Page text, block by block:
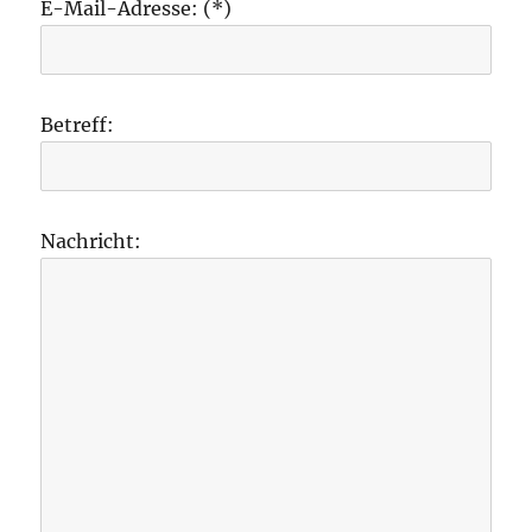
E-Mail-Adresse: (*)
Betreff:
Nachricht: